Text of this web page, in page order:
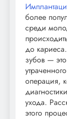
более
среди
до
зубов —
операция,
ухода.
этого